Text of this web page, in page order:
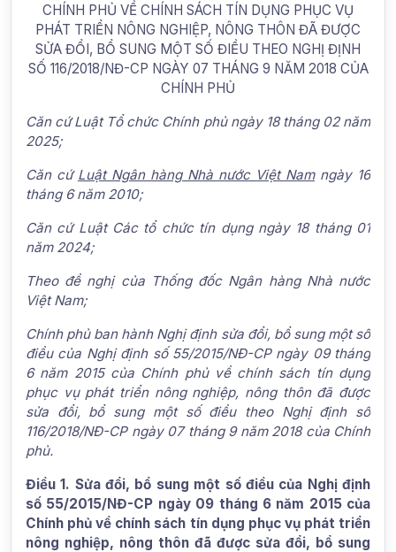
CHÍNH PHỦ VỀ CHÍNH SÁCH TÍN DỤNG PHỤC VỤ
PHÁT TRIỂN NÔNG NGHIỆP, NÔNG THÔN ĐÃ ĐƯỢC
SỬA ĐỔI, BỔ SUNG MỘT SỐ ĐIỀU THEO NGHỊ ĐỊNH
SỐ 116/2018/NĐ-CP NGÀY 07 THÁNG 9 NĂM 2018 CỦA
CHÍNH PHỦ
Căn cứ Luật Tổ chức Chính phủ ngày 18 tháng 02 năm
2025;
Căn cứ Luật Ngân hàng Nhà nước Việt Namngày 16
tháng 6 năm 2010;
Căn cứ Luật Các tổ chức tín dụng ngày 18 tháng 01
năm 2024;
Theo đề nghị của Thống đốc Ngân hàng Nhà nước
Việt Nam;
Chính phủ ban hành Nghị định sửa đổi, bổ sung một số
điều của Nghị định số 55/2015/NĐ-CP ngày 09 tháng
6 năm 2015 của Chính phủ về chính sách tín dụng
phục vụ phát triển nông nghiệp, nông thôn đã được
sửa đổi, bổ sung một số điều theo Nghị định số
116/2018/NĐ-CP ngày 07 tháng 9 năm 2018 của Chính
phủ.
Điều 1. Sửa đổi, bổ sung một số điều của Nghị định
số 55/2015/NĐ-CP ngày 09 tháng 6 năm 2015 của
Chính phủ về chính sách tín dụng phục vụ phát triển
nông nghiệp, nông thôn đã được sửa đổi, bổ sung